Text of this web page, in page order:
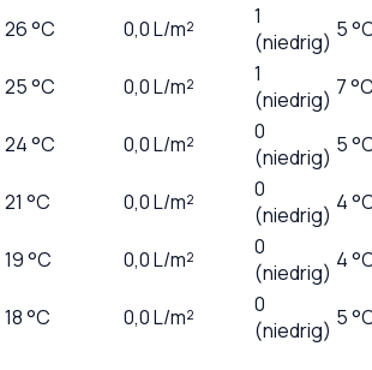
26°C 0,0L/m²
1
(niedrig) 5
25°C 0,0L/m²
1
(niedrig) 7
24°C 0,0L/m²
0
(niedrig) 5
21 °C 0,0L/m²
0
(niedrig) 4
19°C 0,0L/m²
0
(niedrig) 4
18°C 0,0L/m²
0
(niedrig) 5